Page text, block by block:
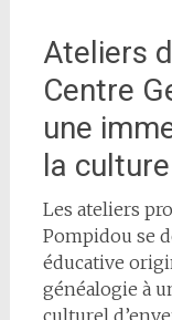
Ateliers
Centre
une
la
Les ateliers
Pompidou se
éducative
généalogie à
culturel